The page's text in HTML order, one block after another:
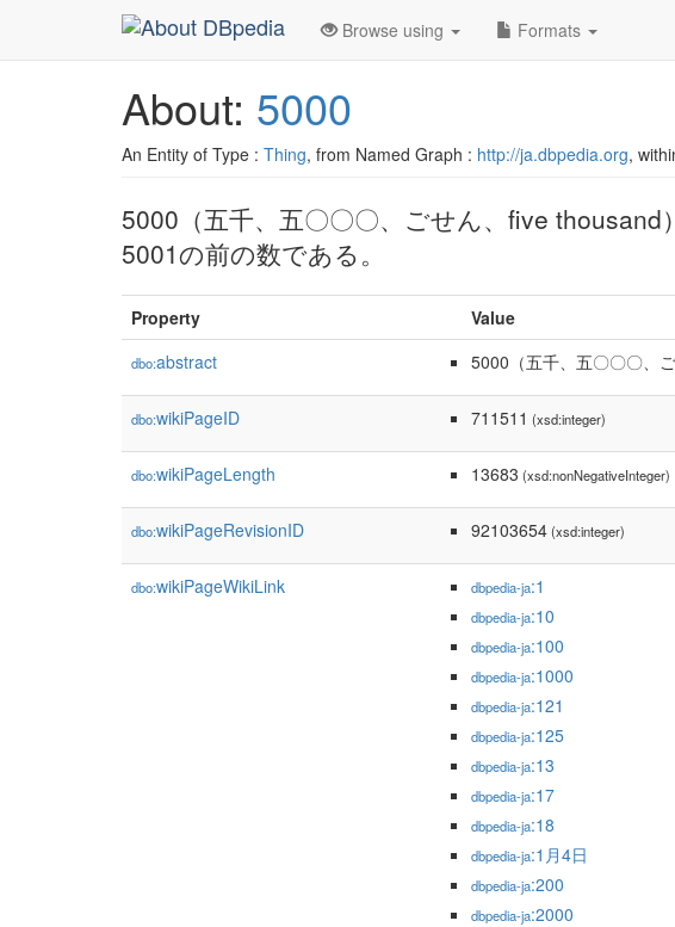
Browse using Formats
About: 5000
An Entity of Type : Thing, from Named Graph : http://ja.dbpedia.org,
5000（五千、五〇〇〇、ごせん、five
5001の前の数である。
Property Value
dbo:abstract 5000（五千、五〇〇〇、
dbo:wikiPageID 711511 (xsd:integer)
dbo:wikiPageLength 13683 (xsd:nonNegativeInteger)
dbo:wikiPageRevisionID 92103654(xsd:integer)
dbo:wikiPageWikiLink dbpedia-ja:1
dbpedia-ja:10
dbpedia-ja:100
dbpedia-ja:1000
dbpedia-ja:121
dbpedia-ja:125
dbpedia-ja:13
dbpedia-ja:17
dbpedia-ja:18
dbpedia-ja:1月4日
dbpedia-ja:200
dbpedia-ja:2000